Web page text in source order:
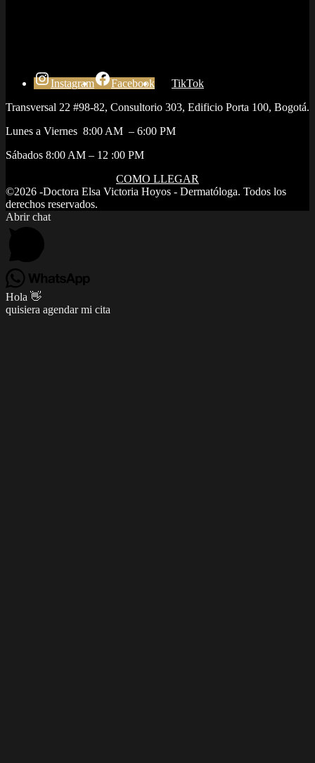
Instagram Facebook
TikTok
Transversal 22 #98-82, Consultorio 303, Edificio Porta 100, Bogotá.
Lunes a Viernes 8:00 AM – 6:00 PM
Sábados 8:00 AM – 12 :00 PM
COMO LLEGAR
©2026 -Doctora Elsa Victoria Hoyos - Dermatóloga. Todos los
derechos reservados.
Abrir chat
Hola 👋
quisiera agendar mi cita